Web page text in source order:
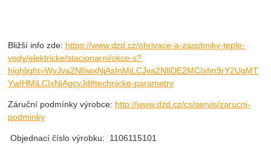
Bližší info zde: https://www.dzd.cz/ohrivace-a-zasobniky-teple-
vody/elektricke/stacionarni/okce-s?
highlight=WyJva2NlIiwxNjAsInMiLCJva2NlIDE2MCIsIm9rY2UgMT
YwIHMiLCIxNjAgcyJd#technicke-parametry
Záruční podmínky výrobce: http://www.dzd.cz/cs/servis/zarucni-
podminky
Objednací číslo výrobku: 1106115101